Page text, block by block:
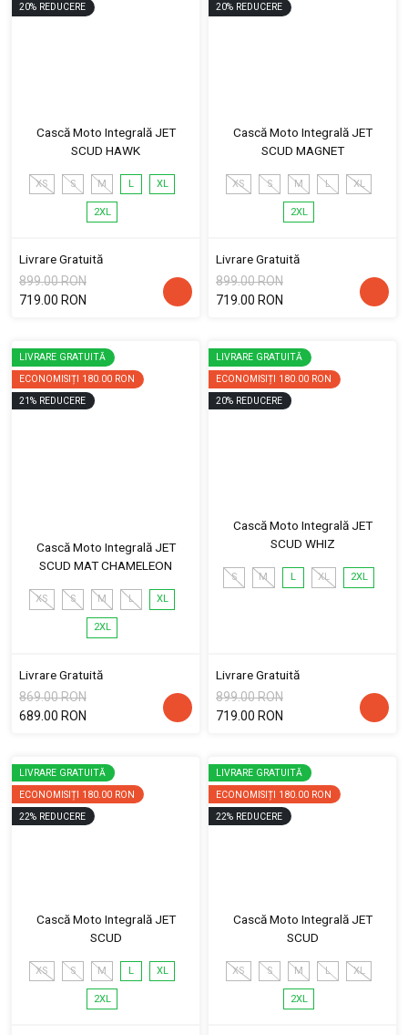
20% REDUCERE
Cască Moto Integrală JET
SCUD HAWK
XS S M L XL
2XL
Livrare Gratuită
899.00 RON
719.00 RON
20% REDUCERE
Cască Moto Integrală JET
SCUD MAGNET
XS S M L XL
2XL
Livrare Gratuită
899.00 RON
719.00 RON
LIVRARE GRATUITĂ
ECONOMISIȚI 180.00 RON
21% REDUCERE
Cască Moto Integrală JET
SCUD MAT CHAMELEON
XS S M L XL
2XL
Livrare Gratuită
869.00 RON
689.00 RON
LIVRARE GRATUITĂ
ECONOMISIȚI 180.00 RON
20% REDUCERE
Cască Moto Integrală JET
SCUD WHIZ
S M L XL 2XL
Livrare Gratuită
899.00 RON
719.00 RON
LIVRARE GRATUITĂ
ECONOMISIȚI 180.00 RON
22% REDUCERE
Cască Moto Integrală JET
SCUD
XS S M L XL
2XL
LIVRARE GRATUITĂ
ECONOMISIȚI 180.00 RON
22% REDUCERE
Cască Moto Integrală JET
SCUD
XS S M L XL
2XL